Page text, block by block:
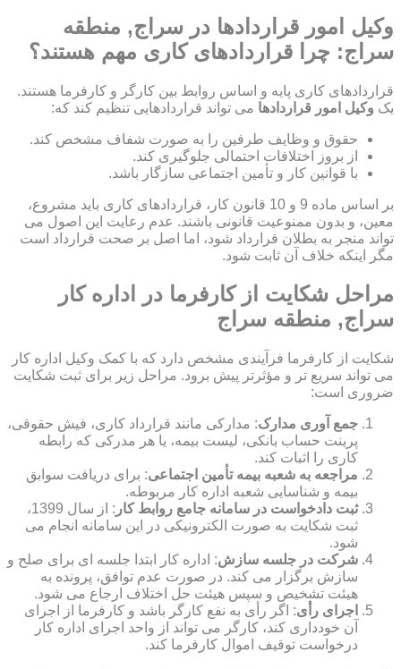
وکیل امور قراردادها در سراج, منطقه
سراج: چرا قراردادهای کاری مهم هستند؟
قراردادهای کاری پایه و اساس روابط بین کارگر و کارفرما هستند.
یک وکیل امور قراردادها می تواند قراردادهایی تنظیم کند که:
حقوق و وظایف طرفین را به صورت شفاف مشخص کند.
از بروز اختلافات احتمالی جلوگیری کند.
با قوانین کار و تأمین اجتماعی سازگار باشد.
بر اساس ماده 9 و 10 قانون کار، قراردادهای کاری باید مشروع،
معین، و بدون ممنوعیت قانونی باشند. عدم رعایت این اصول می
تواند منجر به بطلان قرارداد شود، اما اصل بر صحت قرارداد است
مگر اینکه خلاف آن ثابت شود.
مراحل شکایت از کارفرما در اداره کار
سراج, منطقه سراج
شکایت از کارفرما فرآیندی مشخص دارد که با کمک وکیل اداره کار
می تواند سریع تر و مؤثرتر پیش برود. مراحل زیر برای ثبت شکایت
ضروری است:
جمع آوری مدارک: مدارکی مانند قرارداد کاری، فیش حقوقی،
پرینت حساب بانکی، لیست بیمه، یا هر مدرکی که رابطه
کاری را اثبات کند.
مراجعه به شعبه بیمه تأمین اجتماعی: برای دریافت سوابق
بیمه و شناسایی شعبه اداره کار مربوطه.
ثبت دادخواست در سامانه جامع روابط کار
: از سال 1399،
ثبت شکایت به صورت الکترونیکی در این سامانه انجام می
شود.
شرکت در جلسه سازش: اداره کار ابتدا جلسه ای برای صلح و
سازش برگزار می کند. در صورت عدم توافق، پرونده به
هیئت تشخیص و سپس هیئت حل اختلاف ارجاع می شود.
اجرای رأی: اگر رأی به نفع کارگر باشد و کارفرما از اجرای
آن خودداری کند، کارگر می تواند از واحد اجرای اداره کار
درخواست توقیف اموال کارفرما کند.